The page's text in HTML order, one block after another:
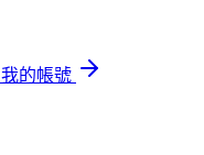
我的帳號